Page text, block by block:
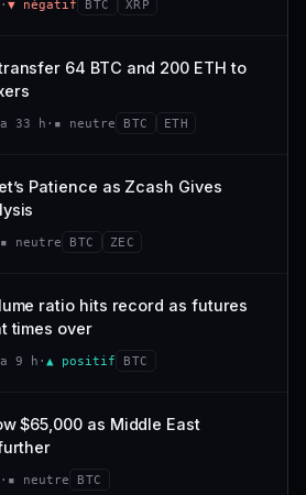
−2,9 %
#101
· ▼ négatif BTC XRP
64 BTC and 200 ETH to
33 h · ▪ neutre BTC ETH
Patience as Zcash Gives
▪ neutre BTC ZEC
ratio hits record as futures
times over
9 h · ▲ positif BTC
$65,000 as Middle East
· ▪ neutre BTC